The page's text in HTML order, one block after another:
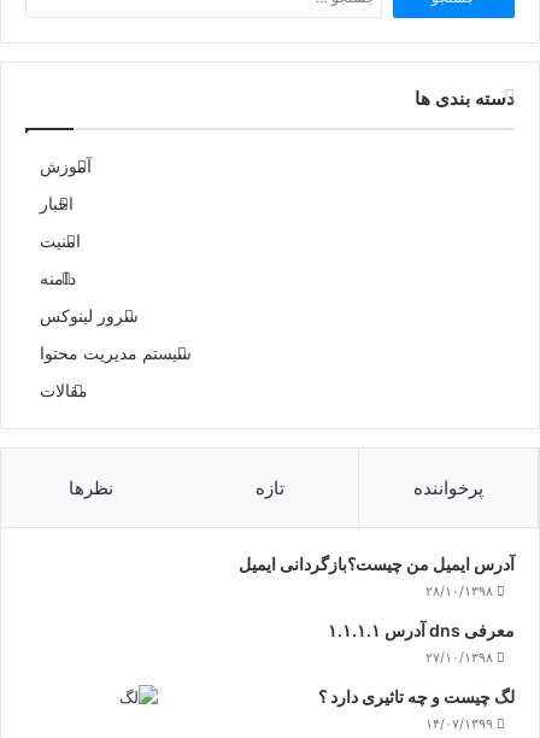
برای:
دسته بندی ها
آموزش
اخبار
امنیت
دامنه
سرور لینوکس
سیستم مدیریت محتوا
مقالات
پرخواننده تازه نظرها
آدرس ایمیل من چیست؟بازگردانی ایمیل
۲۸/۱۰/۱۳۹۸
معرفی dns آدرس ۱.۱.۱.۱
۲۷/۱۰/۱۳۹۸
لگ چیست و چه تاثیری دارد ؟
۱۴/۰۷/۱۳۹۹